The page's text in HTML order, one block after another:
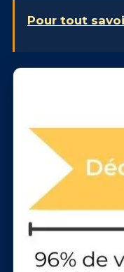
Pour tout